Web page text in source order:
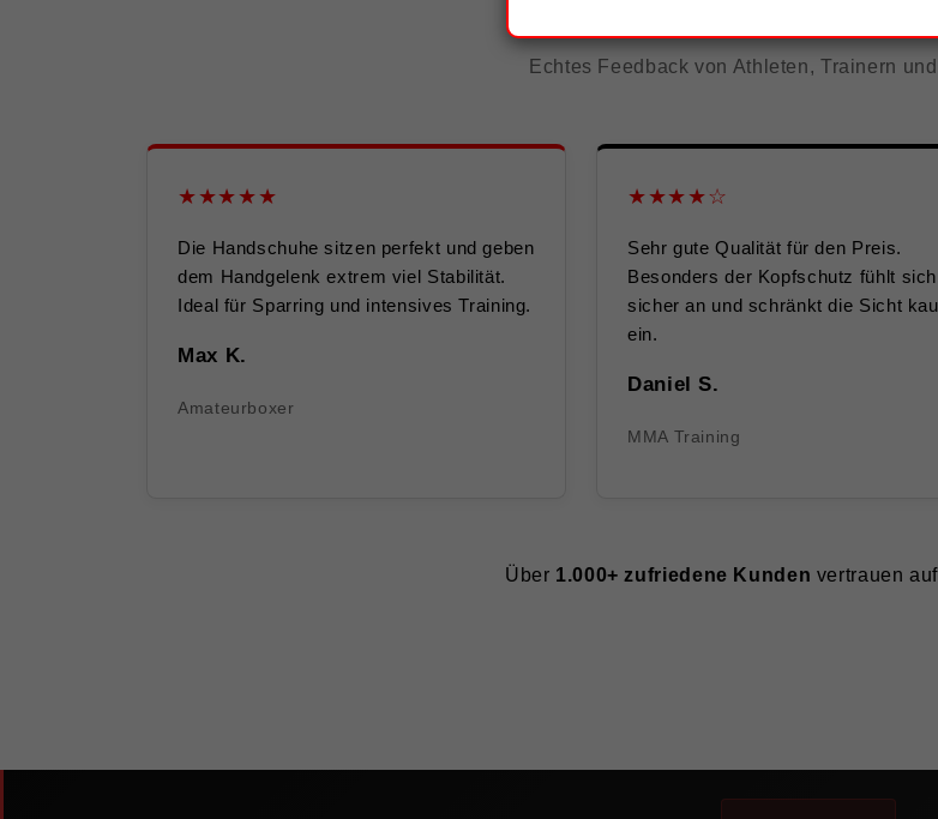
Echtes Feedback von Athleten, Trainern
★★★★★
Die Handschuhe sitzen perfekt und geben
dem Handgelenk extrem viel Stabilität.
Ideal für Sparring und intensives Training.
Max K.
Amateurboxer
★★★★☆
Sehr gute Qualität für den Preis.
Besonders der Kopfschutz fühlt sich
sicher an und schränkt die Sicht
ein.
Daniel S.
MMA Training
Über 1.000+ zufriedene Kunden vertrauen